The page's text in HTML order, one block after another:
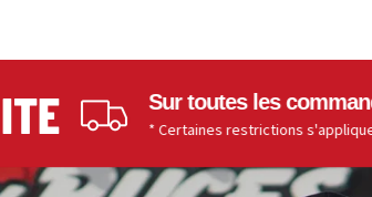
Sur toutes les commandes
* Certaines restrictions s'appliquent.